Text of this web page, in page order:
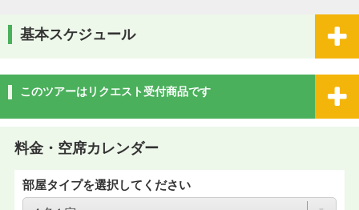
基本スケジュール
このツアーはリクエスト受付商品です
料金・空席カレンダー
部屋タイプを選択してください